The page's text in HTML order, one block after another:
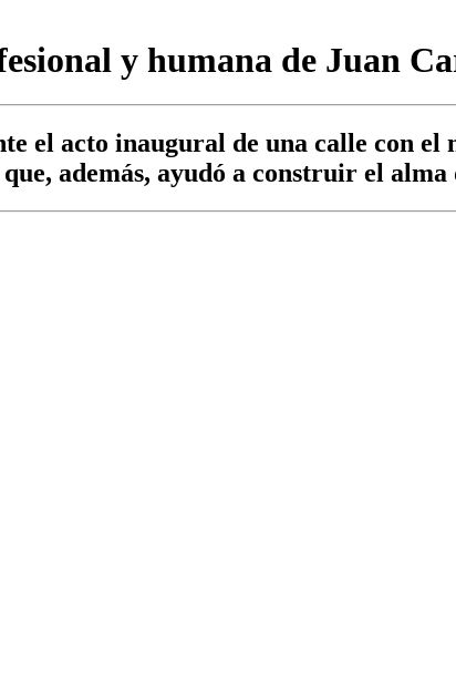
y humana de Juan
el acto inaugural de una calle con
además, ayudó a construir el alma